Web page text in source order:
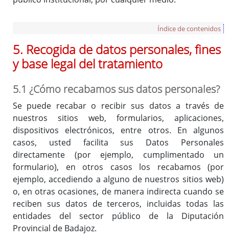
Índice de contenidos
5. Recogida de datos personales, fines
y base legal del tratamiento
5.1 ¿Cómo recabamos sus datos personales?
Se puede recabar o recibir sus datos a través de
nuestros sitios web, formularios, aplicaciones,
dispositivos electrónicos, entre otros. En algunos
casos, usted facilita sus Datos Personales
directamente (por ejemplo, cumplimentado un
formulario), en otros casos los recabamos (por
ejemplo, accediendo a alguno de nuestros sitios web)
o, en otras ocasiones, de manera indirecta cuando se
reciben sus datos de terceros, incluidas todas las
entidades del sector público de la Diputación
Provincial de Badajoz.